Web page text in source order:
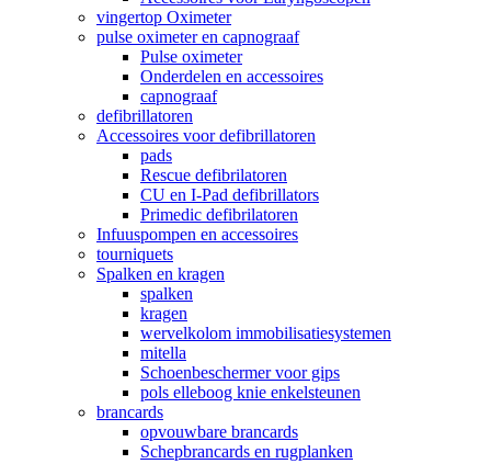
vingertop Oximeter
pulse oximeter en capnograaf
Pulse oximeter
Onderdelen en accessoires
capnograaf
defibrillatoren
Accessoires voor defibrillatoren
pads
Rescue defibrilatoren
CU en I-Pad defibrillators
Primedic defibrilatoren
Infuuspompen en accessoires
tourniquets
Spalken en kragen
spalken
kragen
wervelkolom immobilisatiesystemen
mitella
Schoenbeschermer voor gips
pols elleboog knie enkelsteunen
brancards
opvouwbare brancards
Schepbrancards en rugplanken